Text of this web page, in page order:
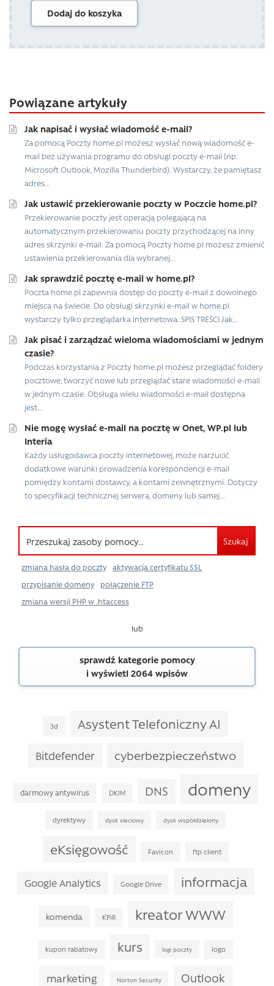
Dodaj do koszyka
Powiązane artykuły
Jak napisać i wysłać wiadomość e-mail?
Za pomocą Poczty home.pl możesz wysłać nową wiadomość e-
mail bez używania programu do obsługi poczty e-mail (np.
Microsoft Outlook, Mozilla Thunderbird). Wystarczy, że pamiętasz
adres...
Jak ustawić przekierowanie poczty w Poczcie home.pl?
Przekierowanie poczty jest operacją polegającą na
automatycznym przekierowaniu poczty przychodzącej na inny
adres skrzynki e-mail. Za pomocą Poczty home.pl możesz zmienić
ustawienia przekierowania dla wybranej...
Jak sprawdzić pocztę e-mail w home.pl?
Poczta home.pl zapewnia dostęp do poczty e-mail z dowolnego
miejsca na świecie. Do obsługi skrzynki e-mail w home.pl
wystarczy tylko przeglądarka internetowa. SPIS TREŚCI Jak...
Jak pisać i zarządzać wieloma wiadomościami w jednym
czasie?
Podczas korzystania z Poczty home.pl możesz przeglądać foldery
pocztowe, tworzyć nowe lub przeglądać stare wiadomości e-mail
w jednym czasie. Obsługa wielu wiadomości e-mail dostępna
jest...
Nie mogę wysłać e-mail na pocztę w Onet, WP.pl lub
Interia
Każdy usługodawca poczty internetowej, może narzucić
dodatkowe warunki prowadzenia korespondencji e-mail
pomiędzy kontami dostawcy, a kontami zewnętrznymi. Dotyczy
to specyfikacji technicznej serwera, domeny lub samej...
Szukaj
zmiana hasła do poczty
aktywacja certyfikatu SSL
przypisanie domeny
połączenie FTP
zmiana wersji PHP w .htaccess
lub
sprawdź kategorie pomocy
i wyświetl 2064 wpisów
3d Asystent Telefoniczny AI
Bitdefender cyberbezpieczeństwo
darmowy antywirus DKIM DNS domeny
dyrektywy dysk sieciowy dysk współdzielony
eKsięgowość Favicon ftp client
Google Analytics Google Drive informacja
komenda KPiR kreator WWW
kupon rabatowy kurs logi poczty logo
marketing Norton Security Outlook